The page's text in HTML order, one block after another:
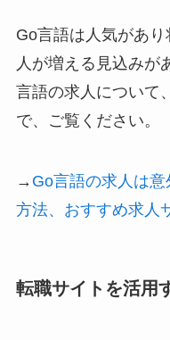
Go言語は人気があ
人が増える見込みが
言語の求人について
で、ご覧ください。
→ Go言語の求人は
方法、おすすめ求人
転職サイトを活用